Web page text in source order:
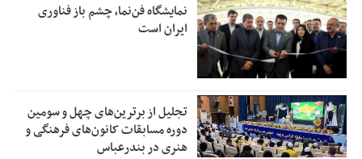
نمایشگاه فن‌نما، چشم باز فناوری
ایران است
تجلیل از بر‌ترین‌های چهل و سومین
دوره مسابقات کانون‌های فرهنگی و
هنری در بندرعباس